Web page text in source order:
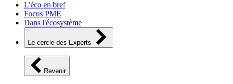
L'éco en bref
Focus PME
Dans l'écosystème
Le cercle des Experts
Revenir